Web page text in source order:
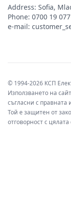
Address: Sofia,
Phone: 0700 19 077
e-mail:
© 1994-2026 КСП
Използването на
съгласни с
Той е защитен от
отговорност с